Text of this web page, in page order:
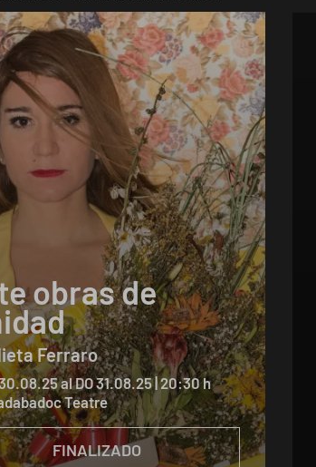
FINALIZADO
obras de
Ferraro
al DO 31.08.25|20:30 h
Teatre